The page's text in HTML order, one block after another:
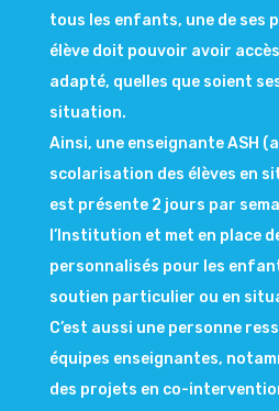
tous les enfants, une de ses
élève doit pouvoir avoir
adapté, quelles que soient
situation.
Ainsi, une enseignante ASH
scolarisation des élèves en
est présente 2 jours par
l’Institution et met en place
personnalisés pour les
soutien particulier ou en
C’est aussi une personne
équipes enseignantes,
des projets en co-